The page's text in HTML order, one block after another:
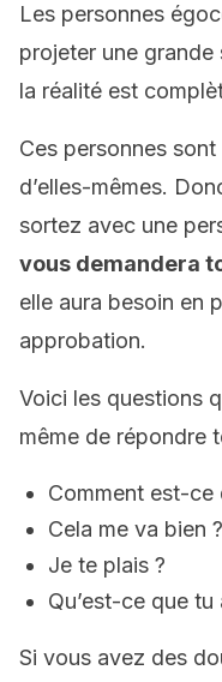
Les personnes
projeter une grande
la réalité est
Ces personnes
d’elles-mêmes.
sortez avec une
vous demandera
elle aura besoin en
approbation.
Voici les questions
même de répondre
Comment est-ce
Cela me va bien ?
Je te plais ?
Qu’est-ce que
Si vous avez des